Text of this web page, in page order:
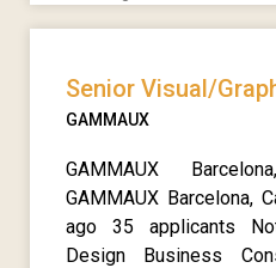
Senior Visual/
GAMMAUX
GAMMAUX
GAMMAUX Barcelona,
ago 35 applicants
Design Business